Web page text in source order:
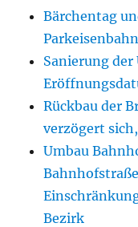
Bärchentag
Sanierung der
Rückbau der
verzögert
Umbau
Bezirk